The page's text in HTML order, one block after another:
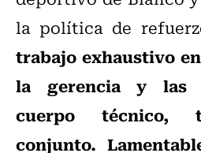
la política de
trabajo exhaustivo
la gerencia y las
cuerpo técnico,
conjunto.